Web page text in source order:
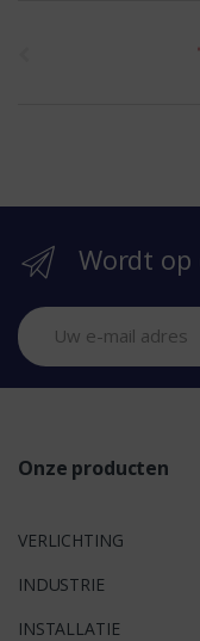
r
Wordt op
Onze producten
VERLICHTING
INDUSTRIE
INSTALLATIE